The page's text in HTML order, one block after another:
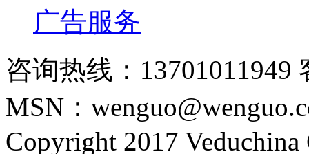
广告服务
咨询热线：13701011949
MSN：
Copyright 2017